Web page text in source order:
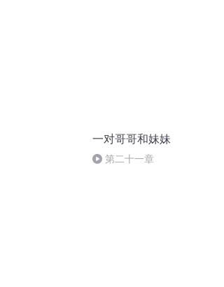
一对哥哥和妹妹
第二十一章